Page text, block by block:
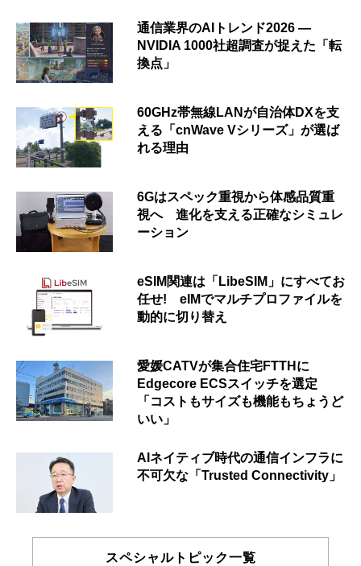
通信業界のAIトレンド2026 ―
NVIDIA 1000社超調査が捉えた「転
換点」
60GHz帯無線LANが自治体DXを支
える「cnWave Vシリーズ」が選ば
れる理由
6Gはスペック重視から体感品質重
視へ 進化を支える正確なシミュレ
ーション
eSIM関連は「LibeSIM」にすべてお
任せ! eIMでマルチプロファイルを
動的に切り替え
愛媛CATVが集合住宅FTTHに
Edgecore ECSスイッチを選定
「コストもサイズも機能もちょうど
いい」
AIネイティブ時代の通信インフラに
不可欠な「Trusted Connectivity」
スペシャルトピック一覧